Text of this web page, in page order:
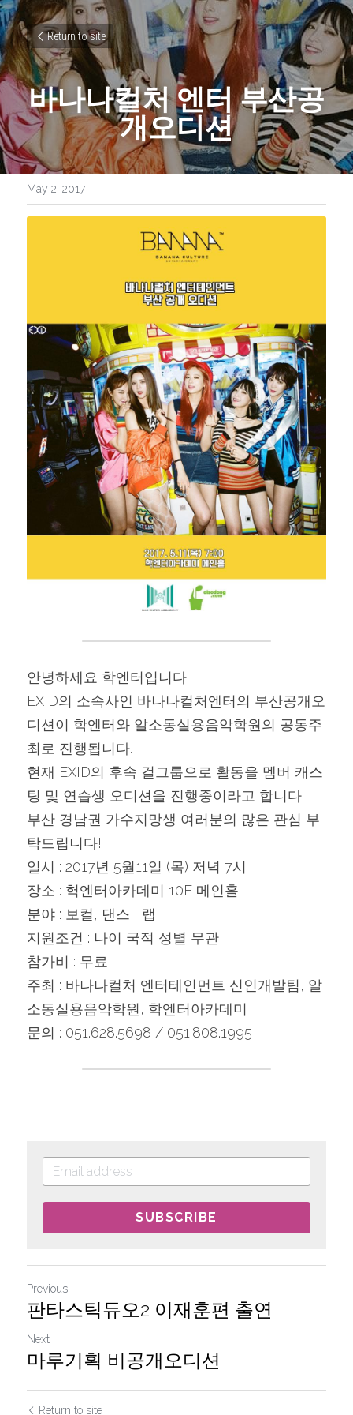
Return to site
바나나컬처 엔터 부산공
개오디션
May 2, 2017
안녕하세요 학엔터입니다.
EXID의 소속사인 바나나컬처엔터의 부산공개오
디션이 학엔터와 알소동실용음악학원의 공동주
최로 진행됩니다.
현재 EXID의 후속 걸그룹으로 활동을 멤버 캐스
팅 및 연습생 오디션을 진행중이라고 합니다.
부산 경남권 가수지망생 여러분의 많은 관심 부
탁드립니다!
일시 : 2017년 5월11일 (목) 저녁 7시
장소 : 헉엔터아카데미 10F 메인홀
분야 : 보컬, 댄스 , 랩
지원조건 : 나이 국적 성별 무관
참가비 : 무료
주최 : 바나나컬처 엔터테인먼트 신인개발팀, 알
소동실용음악학원, 학엔터아카데미
문의 : 051.628.5698 / 051.808.1995
SUBSCRIBE
Previous
판타스틱듀오2 이재훈편 출연
Next
마루기획 비공개오디션
Return to site